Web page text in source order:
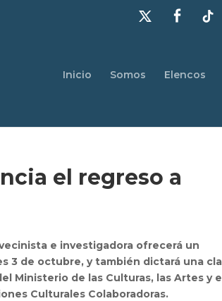
Inicio Somos Elencos
el regreso a
e investigadora ofrecerá un
3 de octubre, y también dictará una
Ministerio de las Culturas, las Artes y
Culturales Colaboradoras.